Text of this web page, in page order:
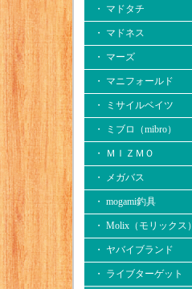
・ マドタチ
・ マドネス
・ マーズ
・ マニフォールド
・ ミサイルベイツ
・ ミブロ（mibro）
・ ＭＩＺＭＯ
・ メガバス
・ mogami釣具
・ Molix（モリックス）
・ ヤバイブランド
・ ライブターゲット